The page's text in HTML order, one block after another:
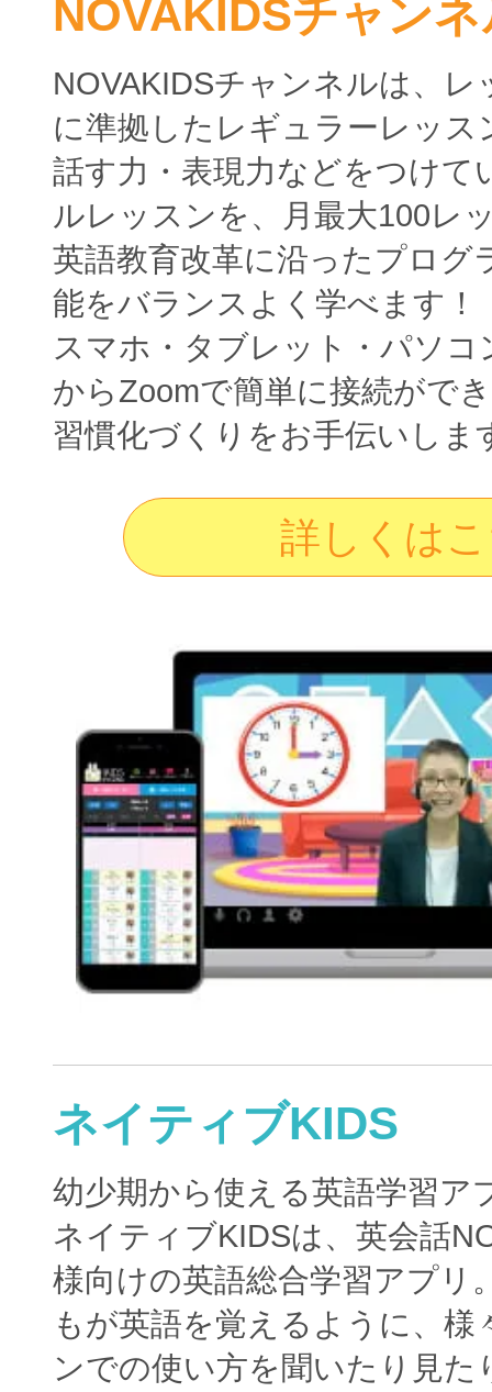
NOVAKIDSチャン
NOVAKIDSチャンネルは、
に準拠したレギュラーレッス
話す力・表現力などをつけて
ルレッスンを、月最大100レ
英語教育改革に沿ったプログ
能をバランスよく学べます！
スマホ・タブレット・パソ
からZoomで簡単に接続がで
習慣化づくりをお手伝いしま
詳しくは
ネイティブKIDS
幼少期から使える英語学習ア
ネイティブKIDSは、英会話
様向けの英語総合学習アプリ
もが英語を覚えるように、
ンでの使い方を聞いたり見た